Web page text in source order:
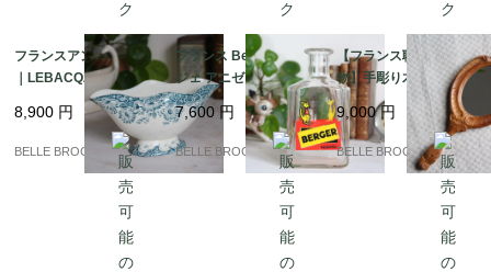
フランスアンティーク
｜LEBACQZ & BOUC
HART “LUCERNE” ソ
ースボート / サンタマ
ン / 19世紀末｜フラン
ス発送（到着まで2-3週
8,900 円
BELLE BROCANTE
フランス Berger ベル
ジェ アニゼット カラフ
ェ カンガルー ヴィンテ
ージ 1950s 希少｜フラ
ンス発送（到着まで2-3
週間）
7,600円
BELLE BROCANTE
【フランス職人の一点
物】手彫り木製ハンド
ミラー / エコール・ブ
ール出身作家 J.L. Bran
dily作｜フランス発送
（到着まで2-3週間）
9,000円
BELLE BROCANTE